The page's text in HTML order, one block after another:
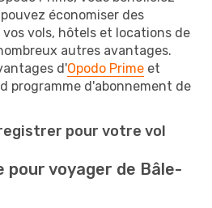
économiser des
vols, hôtels et locations de
autres avantages.
d'Opodo Prime et
programme d'abonnement de
pour votre vol
pour voyager de Bâle-